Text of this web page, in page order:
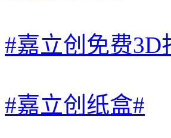
#嘉立创免费3D
#嘉立创纸盒#